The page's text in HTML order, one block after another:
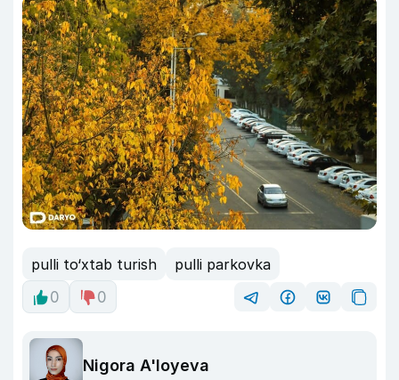
pulli to‘xtab turish
pulli parkovka
0
0
Nigora A'loyeva